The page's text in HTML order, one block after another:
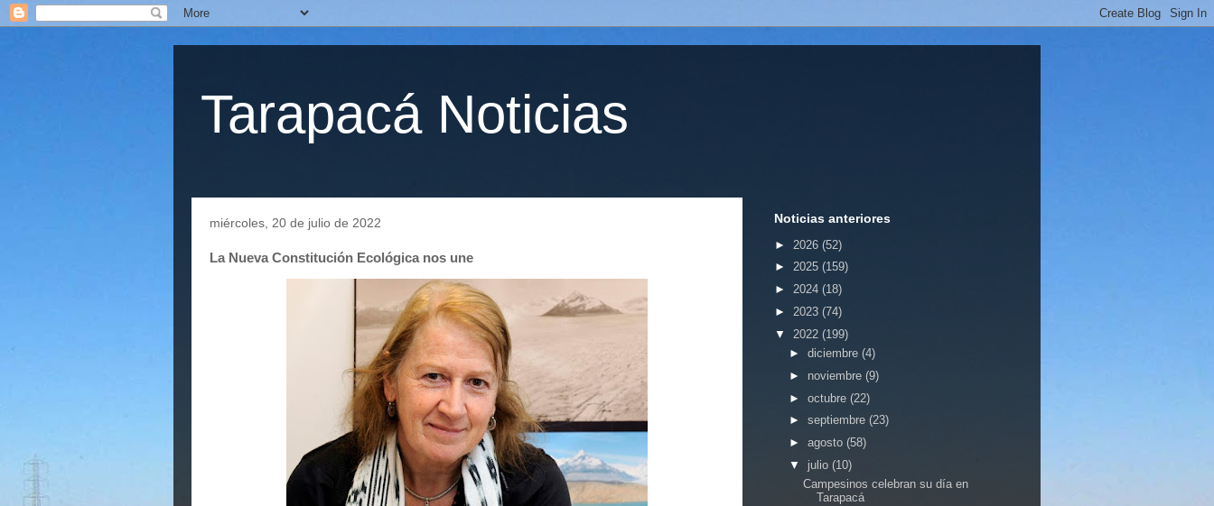
Tarapacá Noticias
miércoles, 20 de julio de 2022
La Nueva Constitución Ecológica nos une
Noticias anteriores
► 2026 (52)
► 2025 (159)
► 2024 (18)
► 2023 (74)
▼ 2022 (199)
► diciembre (4)
► noviembre (9)
► octubre (22)
► septiembre (23)
► agosto (58)
▼ julio (10)
Campesinos celebran su día en
Tarapacá